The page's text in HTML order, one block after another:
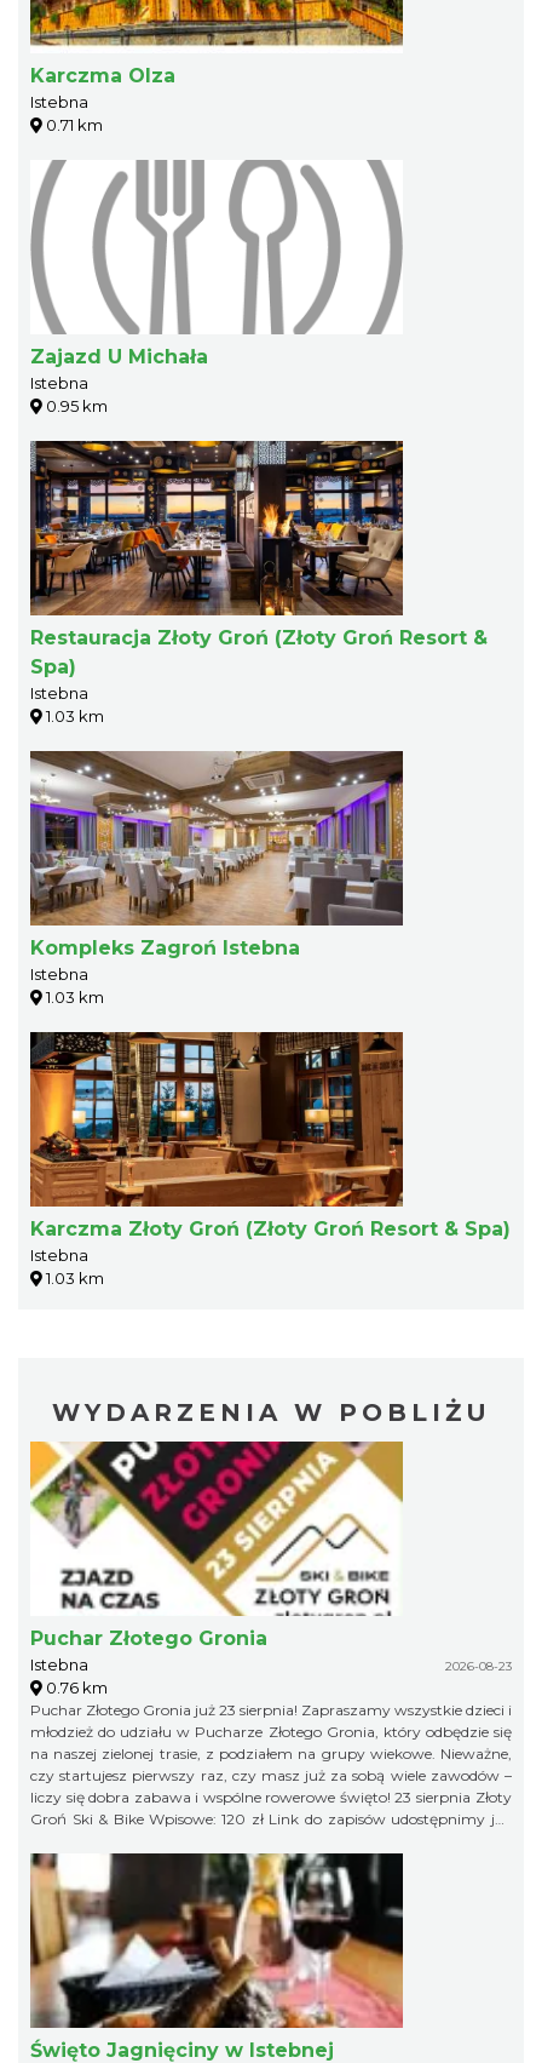
Karczma Olza
Istebna
0.71 km
Zajazd U Michała
Istebna
0.95 km
Restauracja Złoty Groń (Złoty Groń Resort &
Spa)
Istebna
1.03 km
Kompleks Zagroń Istebna
Istebna
1.03 km
Karczma Złoty Groń (Złoty Groń Resort & Spa)
Istebna
1.03 km
WYDARZENIA W POBLIŻU
Puchar Złotego Gronia
Istebna 2026-08-23
0.76 km
Puchar Złotego Gronia już 23 sierpnia! Zapraszamy wszystkie dzieci i
młodzież do udziału w Pucharze Złotego Gronia, który odbędzie się
na naszej zielonej trasie, z podziałem na grupy wiekowe. Nieważne,
czy startujesz pierwszy raz, czy masz już za sobą wiele zawodów –
liczy się dobra zabawa i wspólne rowerowe święto! 23 sierpnia Złoty
Groń Ski & Bike Wpisowe: 120 zł Link do zapisów udostępnimy już
przegapić!
Święto Jagnięciny w Istebnej